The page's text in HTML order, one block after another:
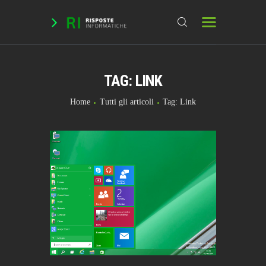
TAG: LINK
Home Tutti gli articoli Tag: Link
DOMANDE & RICHIESTE
BLOG
CHAT
FORUM
INFO